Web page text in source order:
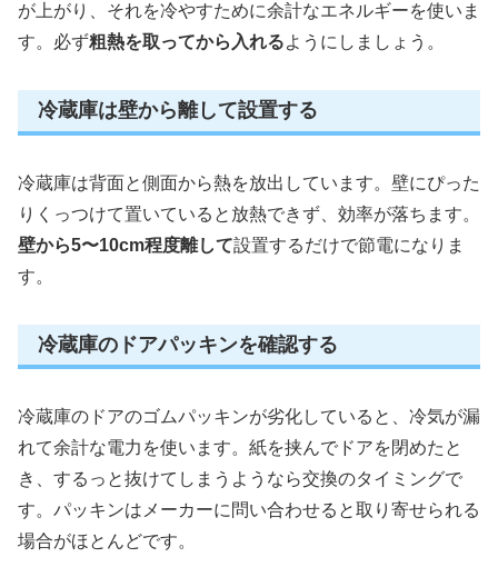
が上がり、それを冷やすために余計なエネルギーを使いま
す。必ず粗熱を取ってから入れるようにしましょう。
冷蔵庫は壁から離して設置する
冷蔵庫は背面と側面から熱を放出しています。壁にぴった
りくっつけて置いていると放熱できず、効率が落ちます。
壁から5〜10cm程度離して設置するだけで節電になりま
す。
冷蔵庫のドアパッキンを確認する
冷蔵庫のドアのゴムパッキンが劣化していると、冷気が漏
れて余計な電力を使います。紙を挟んでドアを閉めたと
き、するっと抜けてしまうようなら交換のタイミングで
す。パッキンはメーカーに問い合わせると取り寄せられる
場合がほとんどです。